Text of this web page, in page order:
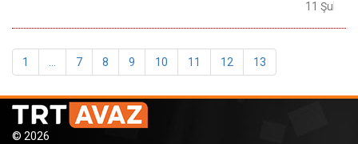
11 Şubat
1 7 8 9 10 11 12 13
© 2026